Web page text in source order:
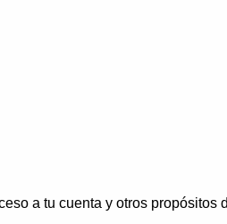
a tu cuenta y otros propósitos